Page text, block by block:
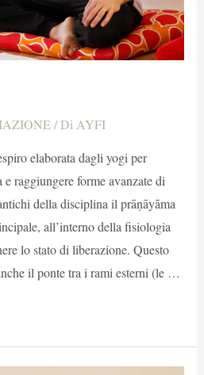
/ DiAYFI
elaborata dagli yogi per
raggiungere forme avanzate di
della disciplina il prāṇāyāma
all’interno della fisiologia
lo stato di liberazione. Questo
il ponte tra i rami esterni (le …